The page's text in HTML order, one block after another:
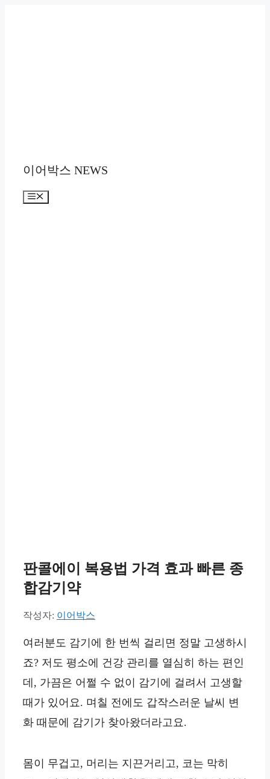
이어박스 NEWS
메
판콜에이 복용법 가격 효과 빠른 종
합감기약
작성자: 이어박스
여러분도 감기에 한 번씩 걸리면 정말 고생하시
죠? 저도 평소에 건강 관리를 열심히 하는 편인
데, 가끔은 어쩔 수 없이 감기에 걸려서 고생할
때가 있어요. 며칠 전에도 갑작스러운 날씨 변
화 때문에 감기가 찾아왔더라고요.
몸이 무겁고, 머리는 지끈거리고, 코는 막히